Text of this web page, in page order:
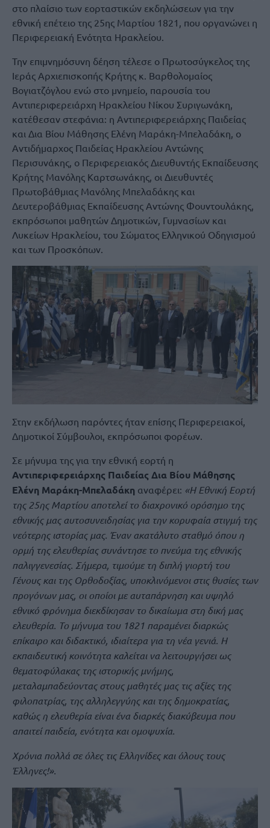
στο πλαίσιο των εορταστικών εκδηλώσεων για την
εθνική επέτειο της 25ης Μαρτίου 1821, που οργανώνει η
Περιφερειακή Ενότητα Ηρακλείου.
Την επιμνημόσυνη δέηση τέλεσε ο Πρωτοσύγκελος της
Ιεράς Αρχιεπισκοπής Κρήτης κ. Βαρθολομαίος
Βογιατζόγλου ενώ στο μνημείο, παρουσία του
Αντιπεριφερειάρχη Ηρακλείου Νίκου Συριγωνάκη,
κατέθεσαν στεφάνια: η Αντιπεριφερειάρχης Παιδείας
και Δια Βίου Μάθησης Ελένη Μαράκη-Μπελαδάκη, ο
Αντιδήμαρχος Παιδείας Ηρακλείου Αντώνης
Περισυνάκης, ο Περιφερειακός Διευθυντής Εκπαίδευσης
Κρήτης Μανόλης Καρτσωνάκης, οι Διευθυντές
Πρωτοβάθμιας Μανόλης Μπελαδάκης και
Δευτεροβάθμιας Εκπαίδευσης Αντώνης Φουντουλάκης,
εκπρόσωποι μαθητών Δημοτικών, Γυμνασίων και
Λυκείων Ηρακλείου, του Σώματος Ελληνικού Οδηγισμού
και των Προσκόπων.
Στην εκδήλωση παρόντες ήταν επίσης Περιφερειακοί,
Δημοτικοί Σύμβουλοι, εκπρόσωποι φορέων.
Σε μήνυμα της για την εθνική εορτή η
Αντιπεριφερειάρχης Παιδείας Δια Βίου Μάθησης
Ελένη Μαράκη-Μπελαδάκη αναφέρει: «Η Εθνική Εορτή
της 25ης Μαρτίου αποτελεί το διαχρονικό ορόσημο της
εθνικής μας αυτοσυνειδησίας για την κορυφαία στιγμή της
νεότερης ιστορίας μας. Έναν ακατάλυτο σταθμό όπου η
ορμή της ελευθερίας συνάντησε το πνεύμα της εθνικής
παλιγγενεσίας. Σήμερα, τιμούμε τη διπλή γιορτή του
Γένους και της Ορθοδοξίας, υποκλινόμενοι στις θυσίες των
προγόνων μας, οι οποίοι με αυταπάρνηση και υψηλό
εθνικό φρόνημα διεκδίκησαν το δικαίωμα στη δική μας
ελευθερία. Το μήνυμα του 1821 παραμένει διαρκώς
επίκαιρο και διδακτικό, ιδιαίτερα για τη νέα γενιά. Η
εκπαιδευτική κοινότητα καλείται να λειτουργήσει ως
θεματοφύλακας της ιστορικής μνήμης,
μεταλαμπαδεύοντας στους μαθητές μας τις αξίες της
φιλοπατρίας, της αλληλεγγύης και της δημοκρατίας,
καθώς η ελευθερία είναι ένα διαρκές διακύβευμα που
απαιτεί παιδεία, ενότητα και ομοψυχία.
Χρόνια πολλά σε όλες τις Ελληνίδες και όλους τους
Έλληνες!».